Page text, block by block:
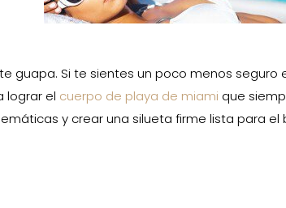
guapa. Si te sientes un poco menos seguro
lograr el cuerpo de playa de miami que
y crear una silueta firme lista para